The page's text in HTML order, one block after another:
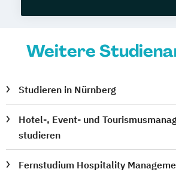
Weitere
Studieren in Nürnberg
Hotel-, Event- und
studieren
Fernstudium Hospitality